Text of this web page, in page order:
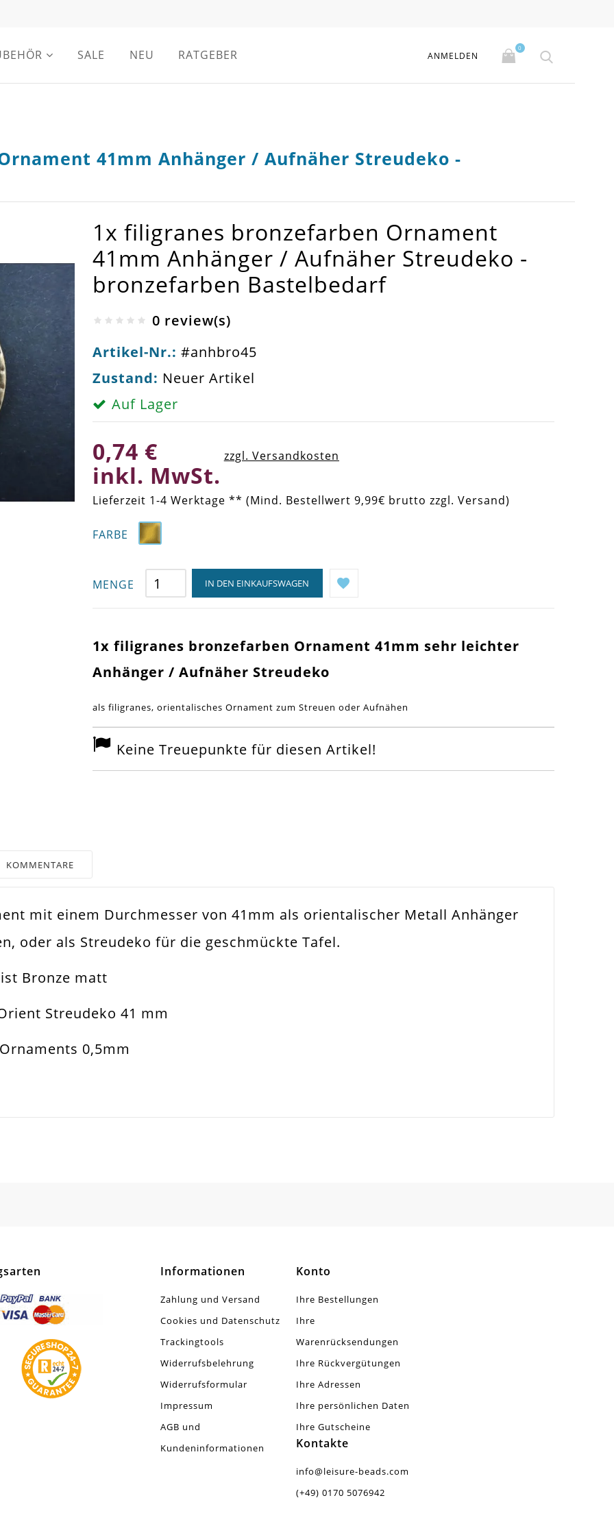
SALE NEU RATGEBER ANMELDEN
0
41mm Anhänger / Aufnäher Streudeko -
1x filigranes bronzefarben Ornament
41mm Anhänger / Aufnäher Streudeko -
bronzefarben Bastelbedarf
0 review(s)
Artikel-Nr.: #anhbro45
Zustand: Neuer Artikel
Auf Lager
0,74 €
inkl. MwSt.
zzgl. Versandkosten
Lieferzeit 1-4 Werktage ** (Mind. Bestellwert 9,99€ brutto zzgl. Versand)
FARBE
MENGE IN DEN EINKAUFSWAGEN
1x filigranes bronzefarben Ornament 41mm sehr leichter
Anhänger / Aufnäher Streudeko
als filigranes, orientalisches Ornament zum Streuen oder Aufnähen
Keine Treuepunkte für diesen Artikel!
KOMMENTARE
Schmuckverbinder. Streudeko
Tischdeko. Anhänger
Leicht An Gewicht
mit einem Durchmesser von 41mm als orientalischer Metall Anhänger
oder als Streudeko für die geschmückte Tafel.
Bronze matt
Streudeko 41 mm
0,5mm
Informationen
Zahlung und Versand
Cookies und Datenschutz
Trackingtools
Widerrufsbelehrung
Widerrufsformular
Impressum
AGB und
Kundeninformationen
Konto
Ihre Bestellungen
Ihre
Warenrücksendungen
Ihre Rückvergütungen
Ihre Adressen
Ihre persönlichen Daten
Ihre Gutscheine
Kontakte
info@leisure-beads.com
(+49) 0170 5076942